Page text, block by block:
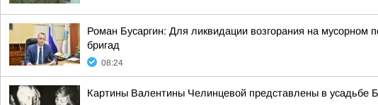
Роман Бусаргин: Для ликвидации возгорания на
бригад
08:24
Картины Валентины Челинцевой представлены в усадьбе